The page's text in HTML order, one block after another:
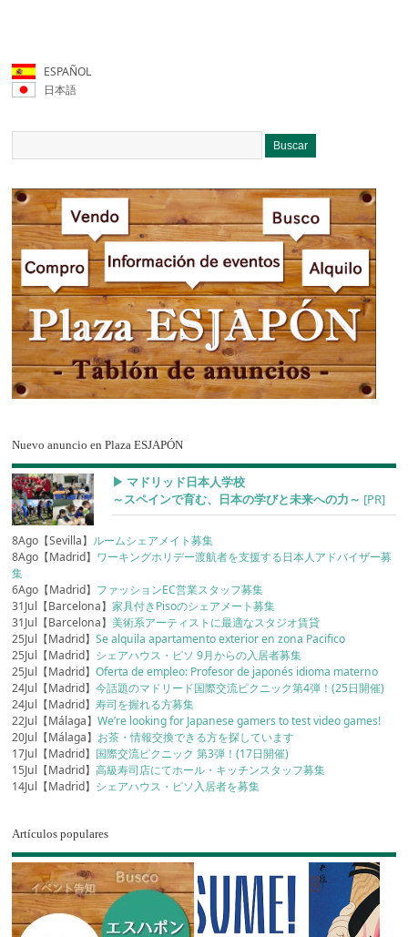
ESPAÑOL
日本語
Nuevo anuncio en Plaza ESJAPÓN
▶︎ マドリッド日本人学校
～スペインで育む、日本の学びと未来への力～ [PR]
8Ago【Sevilla】 ルームシェアメイト募集
8Ago【Madrid】 ワーキングホリデー渡航者を支援する日本人アドバイザー募
集
6Ago【Madrid】 ファッションEC営業スタッフ募集
31Jul【Barcelona】家具付きPisoのシェアメート募集
31Jul【Barcelona】美術系アーティストに最適なスタジオ賃貸
25Jul【Madrid】Se alquila apartamento exterior en zona Pacifico
25Jul【Madrid】 シェアハウス・ピソ 9月からの入居者募集
25Jul【Madrid】Oferta de empleo: Profesor de japonés idioma materno
24Jul【Madrid】今話題のマドリード国際交流ピクニック第4弾！(25日開催)
24Jul【Madrid】寿司を握れる方募集
22Jul【Málaga】We’re looking for Japanese gamers to test video games!
20Jul【Málaga】 お茶・情報交換できる方を探しています
17Jul【Madrid】 国際交流ピクニック 第3弾！(17日開催)
15Jul【Madrid】高級寿司店にてホール・キッチンスタッフ募集
14Jul【Madrid】 シェアハウス・ピソ入居者を募集
Artículos populares